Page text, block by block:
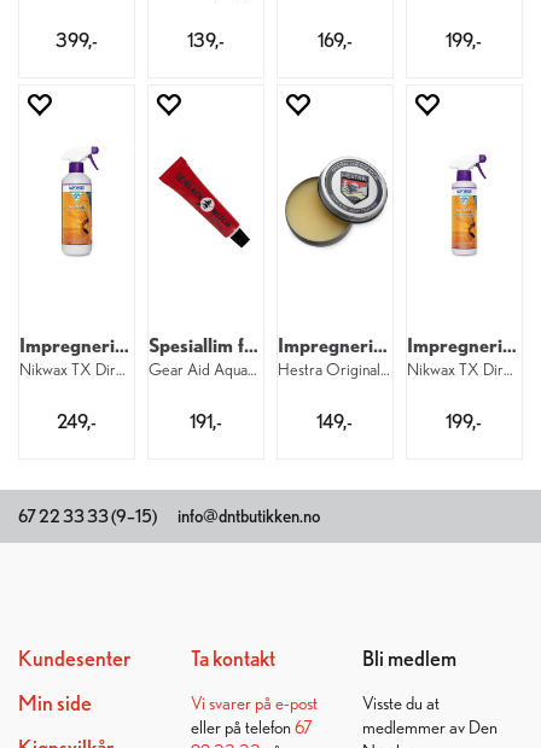
399,- 139,- 169,- 199,-
Impregnering for membran
Nikwax TX Direct Spray-On 500 ml
249,-
Spesiallim for neopren
Gear Aid Aquasure Neo Black Witch 28 ml
191,-
Impregnering til lær
Hestra Original Leather Balm
149,-
Impregnering for membran
Nikwax TX Direct Spray-On 300 ml
199,-
67 22 33 33 (9–15) info@dntbutikken.no
Kundesenter
Min side
Ta kontakt
Vi svarer på e-post
eller på telefon 67
Bli medlem
Visste du at
medlemmer av Den